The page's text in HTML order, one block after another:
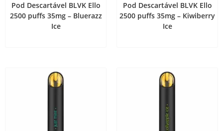
Pod Descartável BLVK Ello
2500 puffs 35mg – Bluerazz
Ice
Pod Descartável BLVK Ello
2500 puffs 35mg – Kiwiberry
Ice